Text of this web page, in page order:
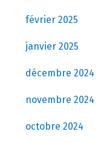
février 2025
janvier 2025
décembre 2024
novembre 2024
octobre 2024